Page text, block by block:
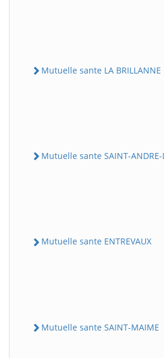
Mutuelle sante LA BRILLANNE
Mutuelle sante SAINT-ANDRE-
Mutuelle sante ENTREVAUX
Mutuelle sante SAINT-MAIME